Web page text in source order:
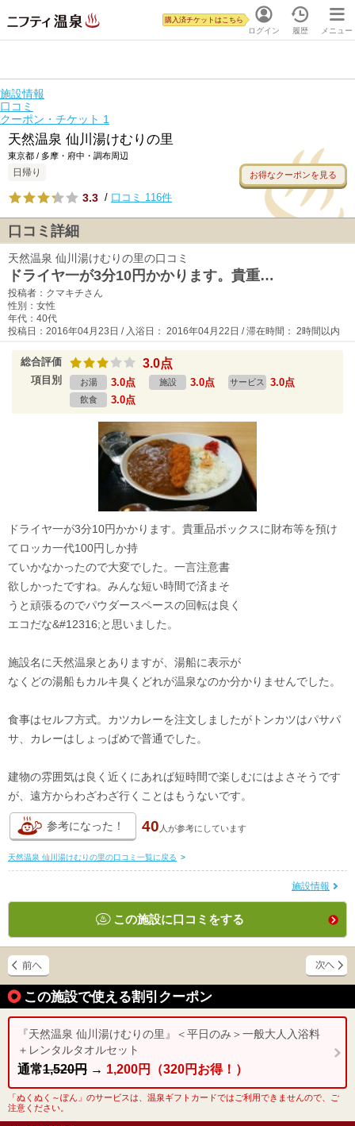
ログイン
購入済チケットはこちら
履歴 メニュー
施設情報
口コミ
クーポン・チケット 1
天然温泉 仙川湯けむりの里
東京都 / 多摩・府中・調布周辺
日帰り お得なクーポンを見る
3.3 / 口コミ 116件
口コミ詳細
天然温泉 仙川湯けむりの里の口コミ
ドライヤ一が3分10円かかります。貴重…
投稿者：クマキチさん
性別：女性
年代：40代
投稿日：2016年04月23日 / 入浴日： 2016年04月22日 / 滞在時間： 2時間以内
総合評価 3.0点
項目別 お湯 3.0点 施設 3.0点 サービス 3.0点
飲食 3.0点
ドライヤ一が3分10円かかります。貴重品ボックスに財布等を預け
てロッカ一代100円しか持
ていかなかったので大変でした。一言注意書
欲しかったですね。みんな短い時間で済まそ
うと頑張るのでパウダースペースの回転は良く
エコだな&#12316;と思いました。
施設名に天然温泉とありますが、湯船に表示が
なくどの湯船もカルキ臭くどれが温泉なのか分かりませんでした。
食事はセルフ方式。カツカレーを注文しましたがトンカツはパサパ
サ、カレーはしょっぱめで普通でした。
建物の雰囲気は良く近くにあれば短時間で楽しむにはよさそうです
が、遠方からわざわざ行くことはもうないです。
参考になった！ 40 人が参考にしています
天然温泉 仙川湯けむりの里の口コミ一覧に戻る >
施設情報
この施設に口コミをする
この施設で使える割引クーポン
『天然温泉 仙川湯けむりの里』＜平日のみ＞一般大人入浴料
＋レンタルタオルセット
通常1,520円 → 1,200円（320円お得！）
「ぬくぬく～ぽん」のサービスは、温泉ギフトカードではご利用できませんので、ご
注意ください。